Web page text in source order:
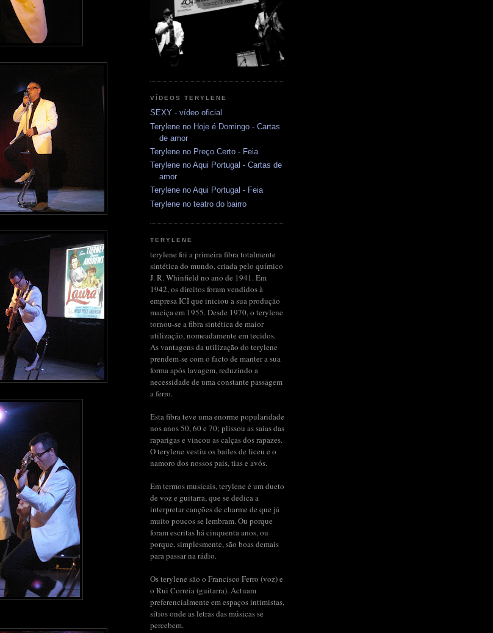
VÍDEOS TERYLENE
SEXY - vídeo oficial
Terylene no Hoje é Domingo - Cartas
de amor
Terylene no Preço Certo - Feia
Terylene no Aqui Portugal - Cartas de
amor
Terylene no Aqui Portugal - Feia
Terylene no teatro do bairro
TERYLENE
terylene foi a primeira fibra totalmente
sintética do mundo, criada pelo químico
J. R. Whinfield no ano de 1941. Em
1942, os direitos foram vendidos à
empresa ICI que iniciou a sua produção
maciça em 1955. Desde 1970, o terylene
tornou-se a fibra sintética de maior
utilização, nomeadamente em tecidos.
As vantagens da utilização do terylene
prendem-se com o facto de manter a sua
forma após lavagem, reduzindo a
necessidade de uma constante passagem
a ferro.
Esta fibra teve uma enorme popularidade
nos anos 50, 60 e 70; plissou as saias das
raparigas e vincou as calças dos rapazes.
O terylene vestiu os bailes de liceu e o
namoro dos nossos pais, tias e avós.
Em termos musicais, terylene é um dueto
de voz e guitarra, que se dedica a
interpretar canções de charme de que já
muito poucos se lembram. Ou porque
foram escritas há cinquenta anos, ou
porque, simplesmente, são boas demais
para passar na rádio.
Os terylene são o Francisco Ferro (voz) e
o Rui Correia (guitarra). Actuam
preferencialmente em espaços intimistas,
sítios onde as letras das músicas se
percebem.